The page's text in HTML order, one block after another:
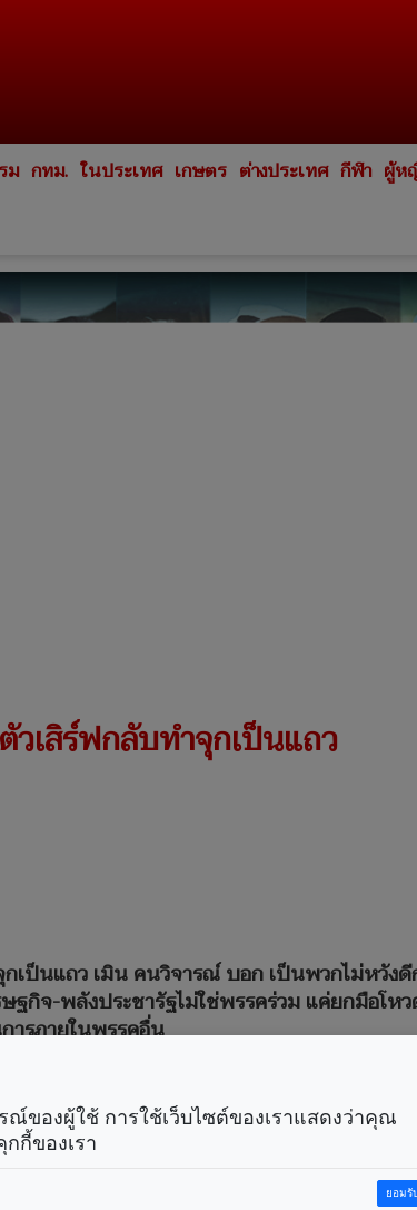
ม กทม. ในประเทศ เกษตร ต่างประเทศ กีฬา ผู้ห
วเสิร์ฟกลับทำจุกเป็นแถว
กเป็นแถว เมิน คนวิจารณ์ บอก เป็นพวกไม่หวัง
ฐกิจ-พลังประชารัฐไม่ใช่พรรคร่วม แค่ยกมือโ
ารภายในพรรคอื่น
ชาญวีรกูล นายกรัฐมนตรี และ รมว.มหาดไทย
ละรมว.พาณิชย์ ที่ช่วงนี้โดนมรสุมเข้าและถูกโ
อนกล่าวว่า นางศุภจี ทำงานหนักจะตาย ทำงา
ณ์ของผู้ใช้ การใช้เว็บไซต์ของเราแสดงว่าคุณ
กี้ของเรา
ยอมรั